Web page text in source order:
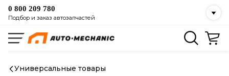
0 800 209 780
Подбор и заказ автозапчастей
Универсальные товары